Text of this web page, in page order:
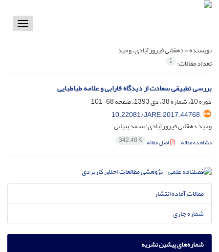
Toggle
نویسنده =دهقانی فیروزآبادی، وحید
تعداد مقالات: 1
بررسی تطبیقی سعادت از دیدگاه فارابی و علامه طباطبایی
دوره 10، شماره 38، دی 1393، صفحه
68-101
10.22081/JARE.2017.44768.
وحید دهقانی فیروزآبادی؛ محمد بنیانی
مشاهده مقاله اصل مقاله 342.48 K
مقالات آماده انتشار
شماره جاری
شماره‌های پیشین نشریه